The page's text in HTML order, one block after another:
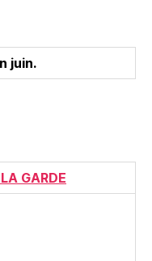
juin.
GARDE